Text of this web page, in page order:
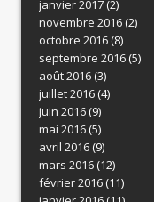
janvier 2017(2)
novembre 2016(2)
octobre 2016(8)
septembre 2016(5)
août 2016(3)
juillet 2016(4)
juin 2016(9)
mai 2016(5)
avril 2016(9)
mars 2016(12)
février 2016(11)